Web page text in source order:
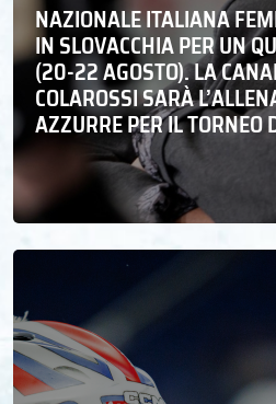
NAZIONALE ITALIANA
IN SLOVACCHIA PER UN
(20-22 AGOSTO). LA
COLAROSSI SARÀ
AZZURRE PER IL TORNEO